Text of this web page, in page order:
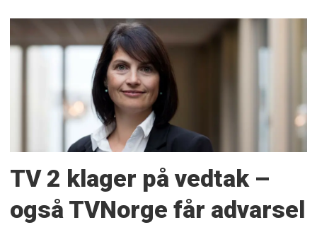
TV 2 klager på vedtak –
også TVNorge får advarsel